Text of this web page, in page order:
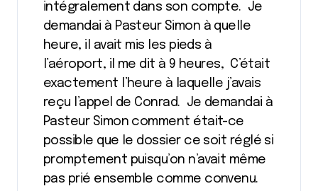
intégralement dans son compte. Je
demandai à Pasteur Simon à quelle
heure, il avait mis les pieds à
l’aéroport, il me dit à 9 heures, C’était
exactement l’heure à laquelle j’avais
reçu l’appel de Conrad. Je demandai à
Pasteur Simon comment était-ce
possible que le dossier ce soit réglé si
promptement puisqu’on n’avait même
pas prié ensemble comme convenu.